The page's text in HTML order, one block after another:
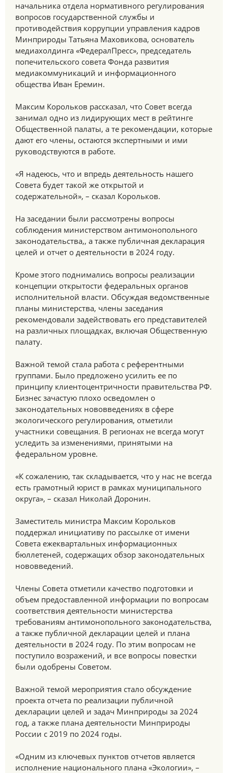
начальника отдела нормативного регулирования
вопросов государственной службы и
противодействия коррупции управления кадров
Минприроды Татьяна Маховикова, основатель
медиахолдинга «ФедералПресс», председатель
попечительского совета Фонда развития
медиакоммуникаций и информационного
общества Иван Еремин.
Максим Корольков рассказал, что Совет всегда
занимал одно из лидирующих мест в рейтинге
Общественной палаты, а те рекомендации, которые
дают его члены, остаются экспертными и ими
руководствуются в работе.
«Я надеюсь, что и впредь деятельность нашего
Совета будет такой же открытой и
содержательной», – сказал Корольков.
На заседании были рассмотрены вопросы
соблюдения министерством антимонопольного
законодательства,, а также публичная декларация
целей и отчет о деятельности в 2024 году.
Кроме этого поднимались вопросы реализации
концепции открытости федеральных органов
исполнительной власти. Обсуждая ведомственные
планы министерства, члены заседания
рекомендовали задействовать его представителей
на различных площадках, включая Общественную
палату.
Важной темой стала работа с референтными
группами. Было предложено усилить ее по
принципу клиентоцентричности правительства РФ.
Бизнес зачастую плохо осведомлен о
законодательных нововведениях в сфере
экологического регулирования, отметили
участники совещания. В регионах не всегда могут
уследить за изменениями, принятыми на
федеральном уровне.
«К сожалению, так складывается, что у нас не всегда
есть грамотный юрист в рамках муниципального
округа», – сказал Николай Доронин.
Заместитель министра Максим Корольков
поддержал инициативу по рассылке от имени
Совета ежеквартальных информационных
бюллетеней, содержащих обзор законодательных
нововведений.
Члены Совета отметили качество подготовки и
объем предоставленной информации по вопросам
соответствия деятельности министерства
требованиям антимонопольного законодательства,
а также публичной декларации целей и плана
деятельности в 2024 году. По этим вопросам не
поступило возражений, и все вопросы повестки
были одобрены Советом.
Важной темой мероприятия стало обсуждение
проекта отчета по реализации публичной
декларации целей и задач Минприроды за 2024
год, а также плана деятельности Минприроды
России с 2019 по 2024 годы.
«Одним из ключевых пунктов отчетов является
исполнение национального плана «Экологии», –